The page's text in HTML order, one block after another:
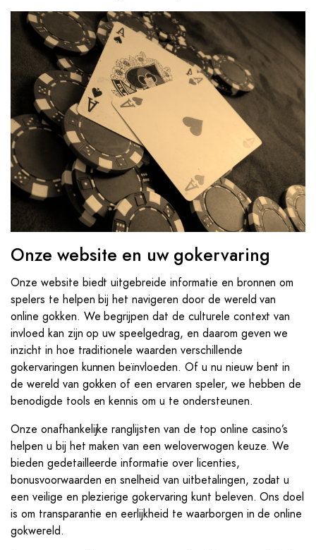
Onze website en uw gokervaring
Onze website biedt uitgebreide informatie en bronnen om
spelers te helpen bij het navigeren door de wereld van
online gokken. We begrijpen dat de culturele context van
invloed kan zijn op uw speelgedrag, en daarom geven we
inzicht in hoe traditionele waarden verschillende
gokervaringen kunnen beïnvloeden. Of u nu nieuw bent in
de wereld van gokken of een ervaren speler, we hebben de
benodigde tools en kennis om u te ondersteunen.
Onze onafhankelijke ranglijsten van de top online casino’s
helpen u bij het maken van een weloverwogen keuze. We
bieden gedetailleerde informatie over licenties,
bonusvoorwaarden en snelheid van uitbetalingen, zodat u
een veilige en plezierige gokervaring kunt beleven. Ons doel
is om transparantie en eerlijkheid te waarborgen in de online
gokwereld.